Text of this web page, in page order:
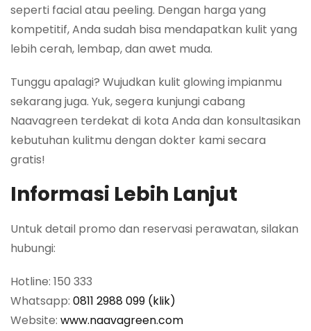
seperti facial atau peeling. Dengan harga yang
kompetitif, Anda sudah bisa mendapatkan kulit yang
lebih cerah, lembap, dan awet muda.
Tunggu apalagi? Wujudkan kulit glowing impianmu
sekarang juga. Yuk, segera kunjungi cabang
Naavagreen terdekat di kota Anda dan konsultasikan
kebutuhan kulitmu dengan dokter kami secara
gratis!
Informasi Lebih Lanjut
Untuk detail promo dan reservasi perawatan, silakan
hubungi:
Hotline: 150 333
Whatsapp: 0811 2988 099 (klik)
Website: www.naavagreen.com